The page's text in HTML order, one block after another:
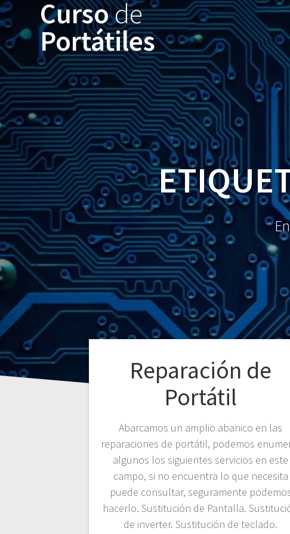
Cursode
Portátiles
Reparación de
Portátil
Abarcamos un amplio abanico en las
reparaciones de portátil, podemos
algunos los siguientes servicios en este
campo, si no encuentra lo que necesita
puede consultar, seguramente
hacerlo. Sustitución de Pantalla.
de inverter. Sustitución de teclado.